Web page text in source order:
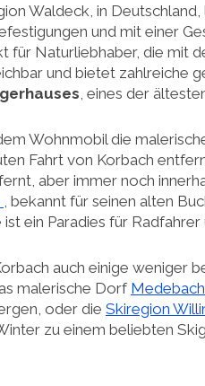
Waldeck, in
und mit einer
für Naturliebhaber, die mit
und bietet zahlreiche
, eines der
Wohnmobil die
Fahrt von Korbach
aber immer noch
, bekannt für seinen alten
ein Paradies für Radfahrer
auch einige weniger
malerische Dorf Medebach
oder die Skiregion
zu einem beliebten